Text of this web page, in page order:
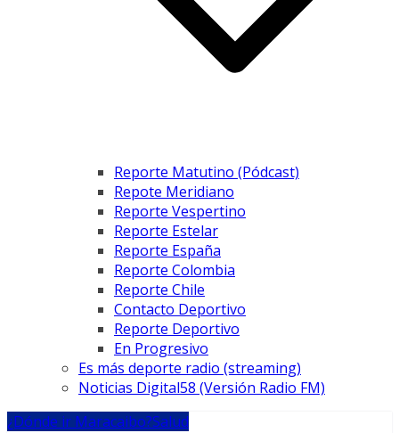
Reporte Matutino (Pódcast)
Repote Meridiano
Reporte Vespertino
Reporte Estelar
Reporte España
Reporte Colombia
Reporte Chile
Contacto Deportivo
Reporte Deportivo
En Progresivo
Es más deporte radio (streaming)
Noticias Digital58 (Versión Radio FM)
¿Dónde ir Maracaibo?Salud